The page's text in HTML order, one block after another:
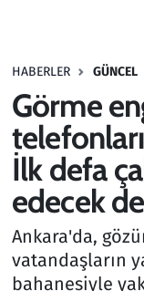
HABERLER GÜNCEL
Görme
İlk defa
edecek
Ankara'da,
vatandaşların
bahanesiyle
Haber
Kültür Sanat
Kurumsal
Lezzet
Memur ve